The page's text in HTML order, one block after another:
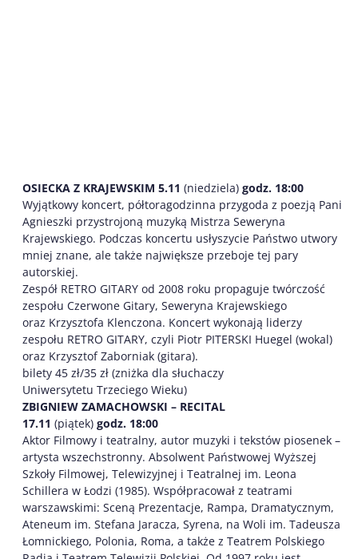
OSIECKA Z KRAJEWSKIM 5.11 (niedziela) godz. 18:00
Wyjątkowy koncert, półtoragodzinna przygoda z poezją Pani
Agnieszki przystrojoną muzyką Mistrza Seweryna
Krajewskiego. Podczas koncertu usłyszycie Państwo utwory
mniej znane, ale także największe przeboje tej pary
autorskiej.
Zespół RETRO GITARY od 2008 roku propaguje twórczość
zespołu Czerwone Gitary, Seweryna Krajewskiego
oraz Krzysztofa Klenczona. Koncert wykonają liderzy
zespołu RETRO GITARY, czyli Piotr PITERSKI Huegel (wokal)
oraz Krzysztof Zaborniak (gitara).
bilety 45 zł/35 zł (zniżka dla słuchaczy
Uniwersytetu Trzeciego Wieku)
ZBIGNIEW ZAMACHOWSKI – RECITAL
17.11 (piątek) godz. 18:00
Aktor Filmowy i teatralny, autor muzyki i tekstów piosenek –
artysta wszechstronny. Absolwent Państwowej Wyższej
Szkoły Filmowej, Telewizyjnej i Teatralnej im. Leona
Schillera w Łodzi (1985). Współpracował z teatrami
warszawskimi: Sceną Prezentacje, Rampa, Dramatycznym,
Ateneum im. Stefana Jaracza, Syrena, na Woli im. Tadeusza
Łomnickiego, Polonia, Roma, a także z Teatrem Polskiego